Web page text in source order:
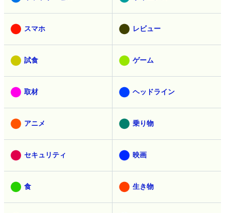
スマホ レビュー
試食 ゲーム
取材 ヘッドライン
アニメ 乗り物
セキュリティ 映画
食 生き物